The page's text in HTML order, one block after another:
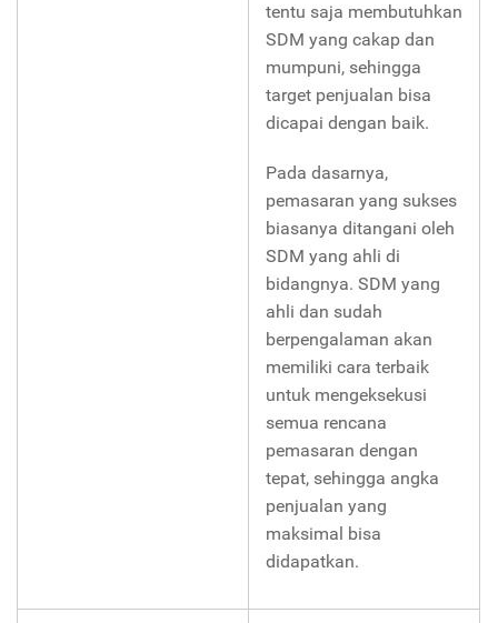
tentu saja membutuhkan
SDM yang cakap dan
mumpuni, sehingga
target penjualan bisa
dicapai dengan baik.
Pada dasarnya,
pemasaran yang sukses
biasanya ditangani oleh
SDM yang ahli di
bidangnya. SDM yang
ahli dan sudah
berpengalaman akan
memiliki cara terbaik
untuk mengeksekusi
semua rencana
pemasaran dengan
tepat, sehingga angka
penjualan yang
maksimal bisa
didapatkan.